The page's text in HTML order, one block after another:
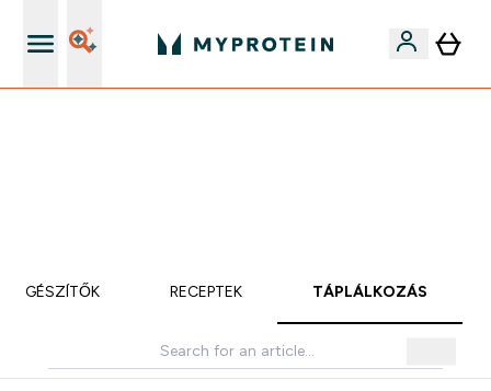
KIEGÉSZÍTŐK RECEPTEK TÁPLÁLKOZÁS